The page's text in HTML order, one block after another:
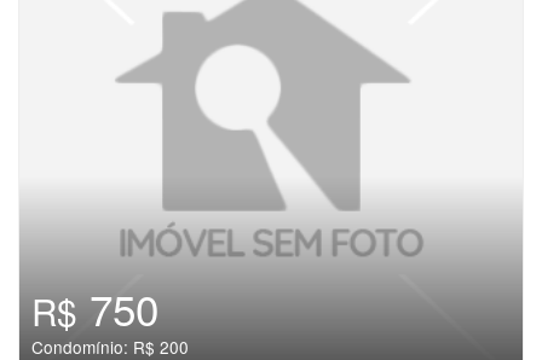
R$750
Condomínio: R$ 200